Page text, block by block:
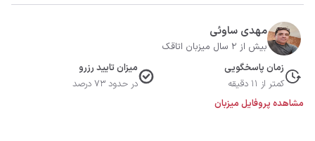
مهدی ساوئی
بیش از 2 سال میزبان اتاقک
زمان پاسخگویی
کمتر از 11 دقیقه
میزان تایید رزرو
در حدود 73 درصد
مشاهده پروفایل میزبان